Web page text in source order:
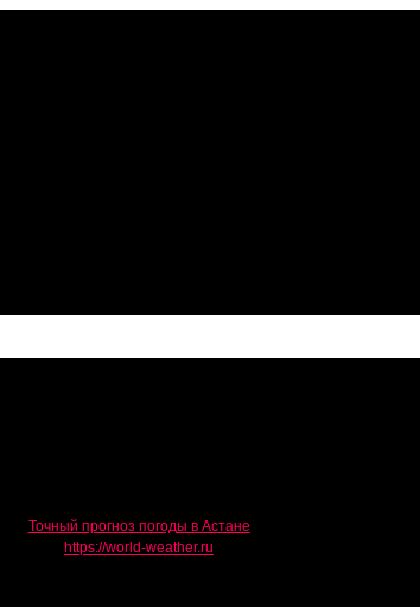
Точный прогноз погоды в Астане
https://world-weather.ru